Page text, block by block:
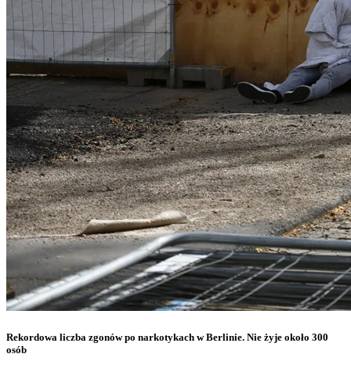
Rekordowa liczba zgonów po narkotykach w Berlinie. Nie żyje około 300
osób